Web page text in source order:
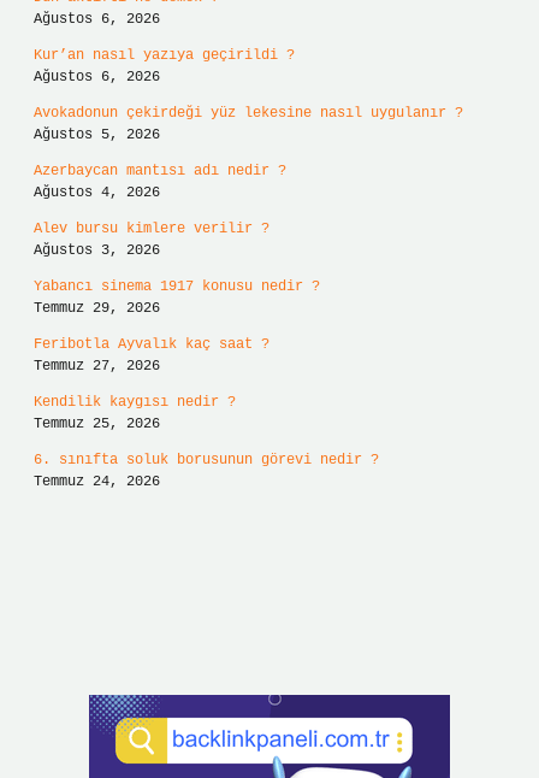
Ağustos 6, 2026
Kur’an nasıl yazıya geçirildi ?
Ağustos 6, 2026
Avokadonun çekirdeği yüz lekesine nasıl uygulanır ?
Ağustos 5, 2026
Azerbaycan mantısı adı nedir ?
Ağustos 4, 2026
Alev bursu kimlere verilir ?
Ağustos 3, 2026
Yabancı sinema 1917 konusu nedir ?
Temmuz 29, 2026
Feribotla Ayvalık kaç saat ?
Temmuz 27, 2026
Kendilik kaygısı nedir ?
Temmuz 25, 2026
6. sınıfta soluk borusunun görevi nedir ?
Temmuz 24, 2026